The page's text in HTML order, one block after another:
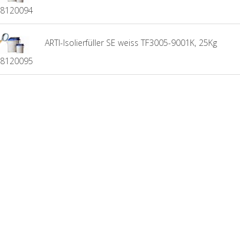
8120094
8120095
ARTI-Isolierfüller SE weiss TF3005-9001K, 25Kg